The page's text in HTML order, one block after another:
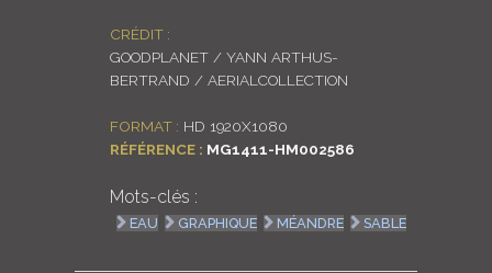
CRÉDIT :
GOODPLANET / YANN ARTHUS-
BERTRAND / AERIALCOLLECTION
FORMAT : HD 1920X1080
RÉFÉRENCE : MG1411-HM002586
Mots-clés :
EAU GRAPHIQUE MÉANDRE SABLE